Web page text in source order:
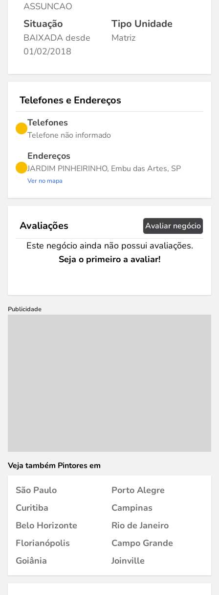
ASSUNCAO
Situação
BAIXADA desde
01/02/2018
Tipo Unidade
Matriz
Telefones e Endereços
Telefones
Telefone não informado
Endereços
JARDIM PINHEIRINHO, Embu das Artes, SP
Ver no mapa
Avaliações Avaliar negócio
Este negócio ainda não possui avaliações.
Seja o primeiro a avaliar!
Publicidade
Veja também Pintores em
São Paulo
Porto Alegre
Curitiba
Campinas
Belo Horizonte
Rio de Janeiro
Florianópolis
Campo Grande
Goiânia
Joinville